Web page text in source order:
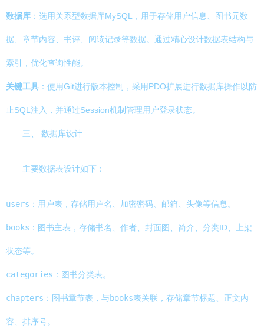
数据库 ：选用关系型数据库MySQL，用于存储用户信息、图书元数
据、章节内容、书评、阅读记录等数据。通过精心设计数据表结构与
索引，优化查询性能。
关键工具 ：使用Git进行版本控制，采用PDO扩展进行数据库操作以防
止SQL注入，并通过Session机制管理用户登录状态。
三、 数据库设计
主要数据表设计如下：
users ：用户表，存储用户名、加密密码、邮箱、头像等信息。
books ：图书主表，存储书名、作者、封面图、简介、分类ID、上架
状态等。
categories ：图书分类表。
chapters ：图书章节表，与books表关联，存储章节标题、正文内
容、排序号。